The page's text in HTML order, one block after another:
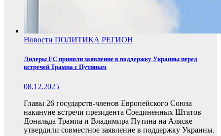
Новости ПОЛИТИКА РЕГИОН
Лидеры ЕС приняли заявление в поддержку Украины перед
встречей Трампа с Путиным
08.12.2025
Главы 26 государств-членов Европейского Союза
накануне встречи президента Соединенных Штатов
Дональда Трампа и Владимира Путина на Аляске
утвердили совместное заявление в поддержку Украины.